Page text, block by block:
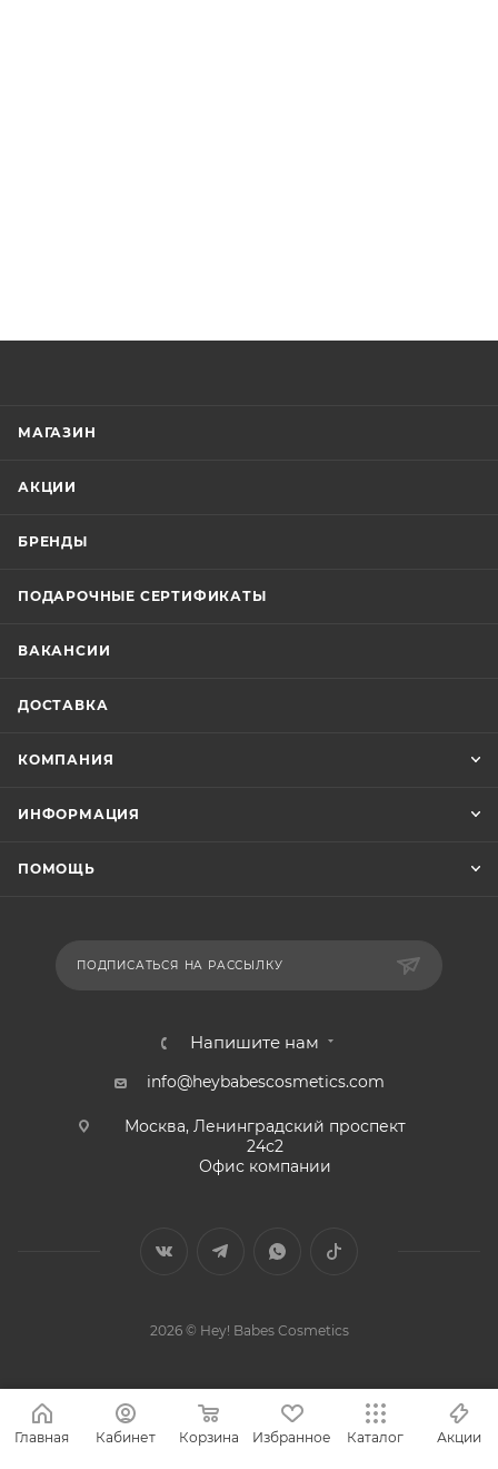
МАГАЗИН
АКЦИИ
БРЕНДЫ
ПОДАРОЧНЫЕ СЕРТИФИКАТЫ
ВАКАНСИИ
ДОСТАВКА
КОМПАНИЯ
ИНФОРМАЦИЯ
ПОМОЩЬ
ПОДПИСАТЬСЯ НА РАССЫЛКУ
Напишите нам
info@heybabescosmetics.com
Москва, Ленинградский проспект
24с2
Офис компании
2026 © Hey! Babes Cosmetics
Главная Кабинет Корзина Избранное Каталог Акции